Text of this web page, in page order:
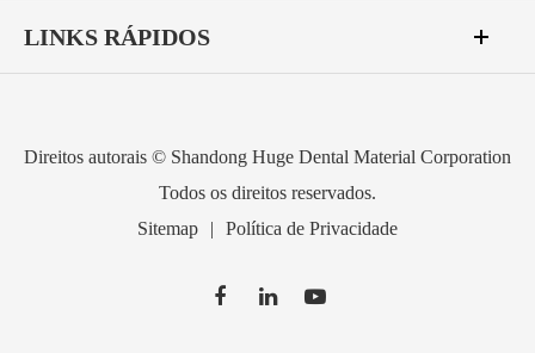
LINKS RÁPIDOS
Direitos autorais © Shandong Huge Dental Material Corporation
Todos os direitos reservados.
Sitemap
| Política de Privacidade